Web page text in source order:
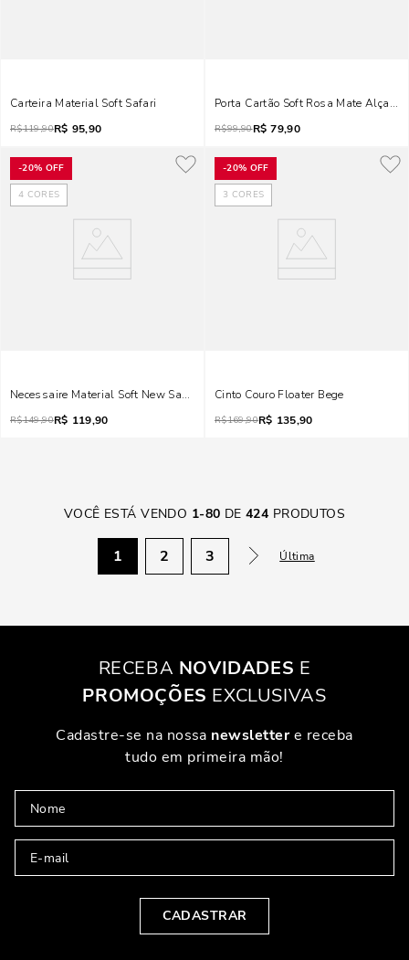
Carteira Material Soft Safari
R$119,90R$ 95,90
Porta Cartão Soft Rosa Mate Alça De
R$99,90R$ 79,90
-20% OFF
4 CORES
Necessaire Material Soft New Sand
R$149,90R$ 119,90
-20% OFF
3 CORES
Cinto Couro Floater Bege
R$169,90R$ 135,90
VOCÊ ESTÁ VENDO 1-80 DE424 PRODUTOS
1 2 3 Última
RECEBA NOVIDADES E
PROMOÇÕES EXCLUSIVAS
Cadastre-se na nossa newslettere receba
tudo em primeira mão!
CADASTRAR